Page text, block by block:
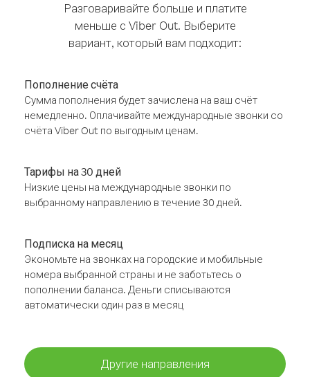
Разговаривайте больше и платите
меньше с Viber Out. Выберите
вариант, который вам подходит:
Пополнение счёта
Сумма пополнения будет зачислена на ваш счёт
немедленно. Оплачивайте международные звонки со
счёта Viber Out по выгодным ценам.
Тарифы на 30 дней
Низкие цены на международные звонки по
выбранному направлению в течение 30 дней.
Подписка на месяц
Экономьте на звонках на городские и мобильные
номера выбранной страны и не заботьтесь о
пополнении баланса. Деньги списываются
автоматически один раз в месяц
Другие направления